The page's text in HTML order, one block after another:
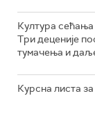
Култура
Три деценије
тумачења и
Курсна листа